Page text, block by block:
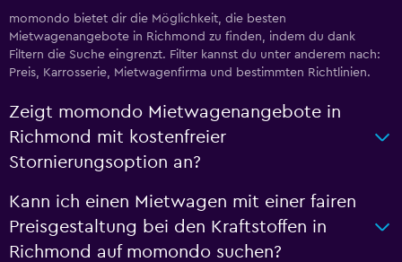
momondo bietet dir die Möglichkeit, die besten
Mietwagenangebote in Richmond zu finden, indem du dank
Filtern die Suche eingrenzt. Filter kannst du unter anderem nach:
Preis, Karrosserie, Mietwagenfirma und bestimmten Richtlinien.
Zeigt momondo Mietwagenangebote in
Richmond mit kostenfreier
Stornierungsoption an?
Kann ich einen Mietwagen mit einer fairen
Preisgestaltung bei den Kraftstoffen in
Richmond auf momondo suchen?